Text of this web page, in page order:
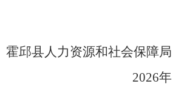
霍邱县人力资源和社会保障局
2026年